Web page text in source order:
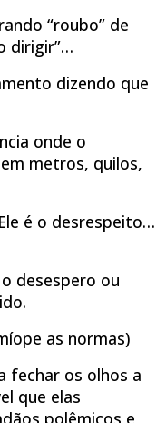
“roubo” de
dirigir”…
dizendo que
onde o
metros, quilos,
é o desrespeito…
desespero ou
as normas)
fechar os olhos a
que elas
polêmicos e